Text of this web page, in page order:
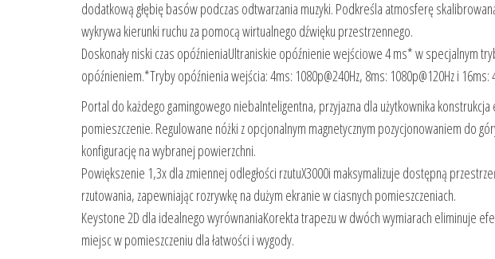
dodatkową głębię basów podczas odtwarzania muzyki. Podkreśla atmosferę
wykrywa kierunki ruchu za pomocą wirtualnego dźwięku przestrzennego.
Doskonały niski czas opóźnieniaUltraniskie opóźnienie wejściowe 4 ms* w specjalnym
opóźnieniem.*Tryby opóźnienia wejścia: 4ms: 1080p@240Hz, 8ms: 1080p@120Hz i 16ms:
Portal do każdego gamingowego niebaInteligentna, przyjazna dla użytkownika konstrukcja
pomieszczenie. Regulowane nóżki z opcjonalnym magnetycznym pozycjonowaniem do
konfigurację na wybranej powierzchni.
Powiększenie 1,3x dla zmiennej odległości rzutuX3000i maksymalizuje dostępną
rzutowania, zapewniając rozrywkę na dużym ekranie w ciasnych pomieszczeniach.
Keystone 2D dla idealnego wyrównaniaKorekta trapezu w dwóch wymiarach eliminuje
miejsc w pomieszczeniu dla łatwości i wygody.